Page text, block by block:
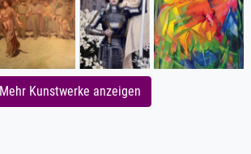
Mehr Kunstwerke anzeigen